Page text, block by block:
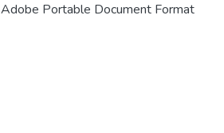
Adobe Portable Document Format